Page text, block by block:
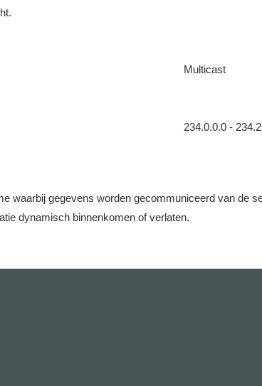
Multicast
234.0.0.0 -
waarbij gegevens worden gecommuniceerd van de
dynamisch binnenkomen of verlaten.